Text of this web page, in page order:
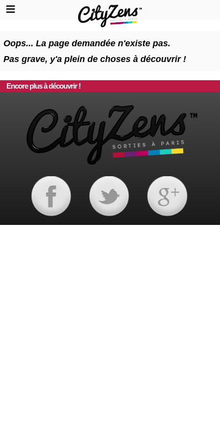
Oops... La page demandée n'existe pas.
Pas grave, y'a plein de choses à découvrir !
Encore plus à découvrir !